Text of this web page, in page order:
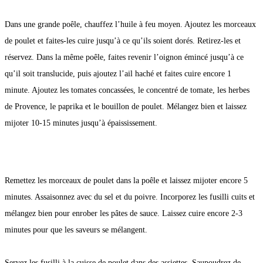
Dans une grande poêle, chauffez l’huile à feu moyen. Ajoutez les morceaux
de poulet et faites-les cuire jusqu’à ce qu’ils soient dorés. Retirez-les et
réservez. Dans la même poêle, faites revenir l’oignon émincé jusqu’à ce
qu’il soit translucide, puis ajoutez l’ail haché et faites cuire encore 1
minute. Ajoutez les tomates concassées, le concentré de tomate, les herbes
de Provence, le paprika et le bouillon de poulet. Mélangez bien et laissez
mijoter 10-15 minutes jusqu’à épaississement.
Remettez les morceaux de poulet dans la poêle et laissez mijoter encore 5
minutes. Assaisonnez avec du sel et du poivre. Incorporez les fusilli cuits et
mélangez bien pour enrober les pâtes de sauce. Laissez cuire encore 2-3
minutes pour que les saveurs se mélangent.